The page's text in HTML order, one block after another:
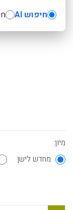
חיפוש AI
מיון:
מחדש לישן